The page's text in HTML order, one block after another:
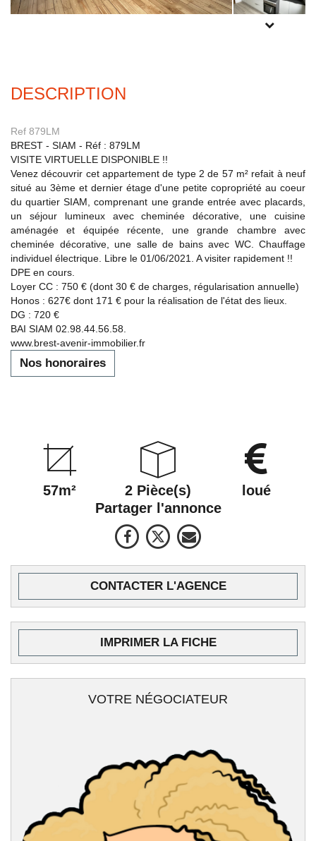
02 98 80 49 38
Mon compte
POUR PLUS
DESCRIPTION
Ref 879LM
BREST - SIAM - Réf : 879LM
VISITE VIRTUELLE DISPONIBLE !!
Venez découvrir cet appartement de type 2 de 57 m² refait à neuf
situé au 3ème et dernier étage d'une petite copropriété au coeur
du quartier SIAM, comprenant une grande entrée avec placards,
un séjour lumineux avec cheminée décorative, une cuisine
aménagée et équipée récente, une grande chambre avec
cheminée décorative, une salle de bains avec WC. Chauffage
individuel électrique. Libre le 01/06/2021. A visiter rapidement !!
DPE en cours.
Loyer CC : 750 € (dont 30 € de charges, régularisation annuelle)
Honos : 627€ dont 171 € pour la réalisation de l'état des lieux.
DG : 720 €
BAI SIAM 02.98.44.56.58.
www.brest-avenir-immobilier.fr
Nos honoraires
57m² 2 Pièce(s)
loué
Partager l'annonce
CONTACTER L'AGENCE
IMPRIMER LA FICHE
VOTRE NÉGOCIATEUR